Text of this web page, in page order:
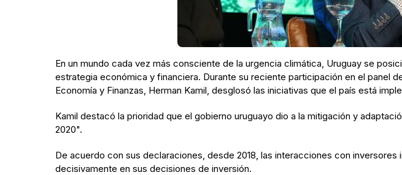
En un mundo cada vez más consciente de la urgencia climática, Uruguay se
estrategia económica y financiera. Durante su reciente participación en el panel
Economía y Finanzas, Herman Kamil, desglosó las iniciativas que el país está
Kamil destacó la prioridad que el gobierno uruguayo dio a la mitigación y
2020".
De acuerdo con sus declaraciones, desde 2018, las interacciones con
decisivamente en sus decisiones de inversión.